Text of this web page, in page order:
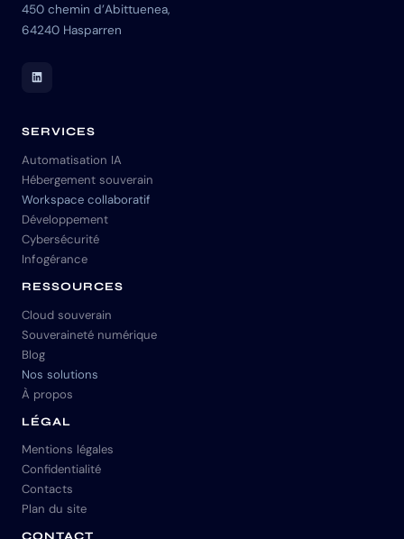
450 chemin d’Abittuenea,
64240 Hasparren
LinkedIn Skuria
SERVICES
Automatisation IA
Hébergement souverain
Workspace collaboratif
Développement
Cybersécurité
Infogérance
RESSOURCES
Cloud souverain
Souveraineté numérique
Blog
Nos solutions
À propos
LÉGAL
Mentions légales
Confidentialité
Contacts
Plan du site